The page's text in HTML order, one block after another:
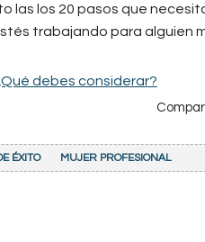
las los 20 pasos que
trabajando para alguien
debes considerar?
ÉXITO MUJER PROFESIONAL